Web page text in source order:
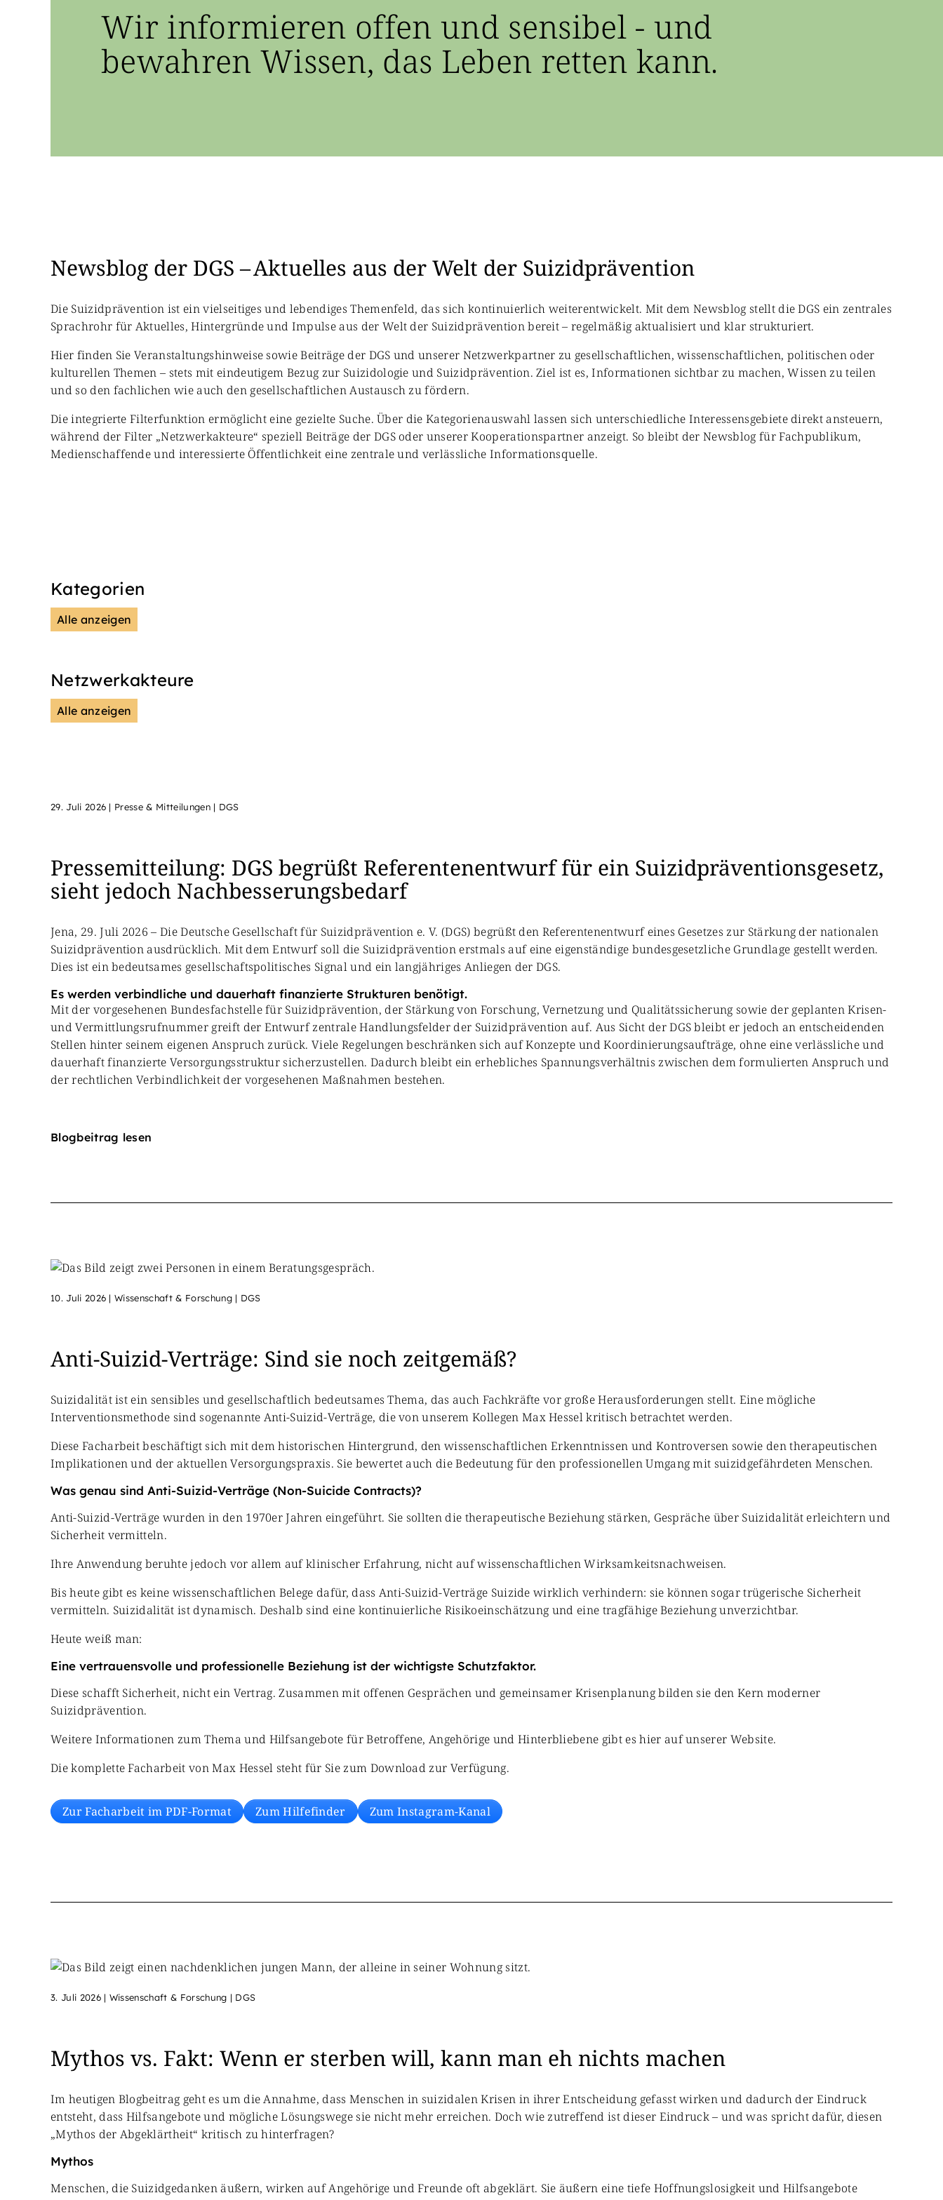
Wir informieren offen und sensibel - und
bewahren Wissen, das Leben retten kann.
Newsblog der DGS – Aktuelles aus der Welt der Suizidprävention
Die Suizidprävention ist ein vielseitiges und lebendiges Themenfeld, das sich kontinuierlich weiterentwickelt. Mit dem Newsblog stellt die DGS ein zentrales
Sprachrohr für Aktuelles, Hintergründe und Impulse aus der Welt der Suizidprävention bereit – regelmäßig aktualisiert und klar strukturiert.
Hier finden Sie Veranstaltungshinweise sowie Beiträge der DGS und unserer Netzwerkpartner zu gesellschaftlichen, wissenschaftlichen, politischen oder
kulturellen Themen – stets mit eindeutigem Bezug zur Suizidologie und Suizidprävention. Ziel ist es, Informationen sichtbar zu machen, Wissen zu teilen
und so den fachlichen wie auch den gesellschaftlichen Austausch zu fördern.
Die integrierte Filterfunktion ermöglicht eine gezielte Suche. Über die Kategorienauswahl lassen sich unterschiedliche Interessensgebiete direkt ansteuern,
während der Filter „Netzwerkakteure“ speziell Beiträge der DGS oder unserer Kooperationspartner anzeigt. So bleibt der Newsblog für Fachpublikum,
Medienschaffende und interessierte Öffentlichkeit eine zentrale und verlässliche Informationsquelle.
Kategorien
Alle anzeigen
Netzwerkakteure
Alle anzeigen
29. Juli 2026 | Presse & Mitteilungen | DGS
Pressemitteilung: DGS begrüßt Referentenentwurf für ein Suizidpräventionsgesetz,
sieht jedoch Nachbesserungsbedarf
Jena, 29. Juli 2026 – Die Deutsche Gesellschaft für Suizidprävention e. V. (DGS) begrüßt den Referentenentwurf eines Gesetzes zur Stärkung der nationalen
Suizidprävention ausdrücklich. Mit dem Entwurf soll die Suizidprävention erstmals auf eine eigenständige bundesgesetzliche Grundlage gestellt werden.
Dies ist ein bedeutsames gesellschaftspolitisches Signal und ein langjähriges Anliegen der DGS.
Es werden verbindliche und dauerhaft finanzierte Strukturen benötigt.
Mit der vorgesehenen Bundesfachstelle für Suizidprävention, der Stärkung von Forschung, Vernetzung und Qualitätssicherung sowie der geplanten Krisen-
und Vermittlungsrufnummer greift der Entwurf zentrale Handlungsfelder der Suizidprävention auf. Aus Sicht der DGS bleibt er jedoch an entscheidenden
Stellen hinter seinem eigenen Anspruch zurück. Viele Regelungen beschränken sich auf Konzepte und Koordinierungsaufträge, ohne eine verlässliche und
dauerhaft finanzierte Versorgungsstruktur sicherzustellen. Dadurch bleibt ein erhebliches Spannungsverhältnis zwischen dem formulierten Anspruch und
der rechtlichen Verbindlichkeit der vorgesehenen Maßnahmen bestehen.
Blogbeitrag lesen
10. Juli 2026 |Wissenschaft & Forschung | DGS
Anti-Suizid-Verträge: Sind sie noch zeitgemäß?
Suizidalität ist ein sensibles und gesellschaftlich bedeutsames Thema, das auch Fachkräfte vor große Herausforderungen stellt. Eine mögliche
Interventionsmethode sind sogenannte Anti-Suizid-Verträge, die von unserem Kollegen Max Hessel kritisch betrachtet werden.
Diese Facharbeit beschäftigt sich mit dem historischen Hintergrund, den wissenschaftlichen Erkenntnissen und Kontroversen sowie den therapeutischen
Implikationen und der aktuellen Versorgungspraxis. Sie bewertet auch die Bedeutung für den professionellen Umgang mit suizidgefährdeten Menschen.
Was genau sind Anti-Suizid-Verträge (Non-Suicide Contracts)?
Anti-Suizid-Verträge wurden in den 1970er Jahren eingeführt. Sie sollten die therapeutische Beziehung stärken, Gespräche über Suizidalität erleichtern und
Sicherheit vermitteln.
Ihre Anwendung beruhte jedoch vor allem auf klinischer Erfahrung, nicht auf wissenschaftlichen Wirksamkeitsnachweisen.
Bis heute gibt es keine wissenschaftlichen Belege dafür, dass Anti-Suizid-Verträge Suizide wirklich verhindern: sie können sogar trügerische Sicherheit
vermitteln. Suizidalität ist dynamisch. Deshalb sind eine kontinuierliche Risikoeinschätzung und eine tragfähige Beziehung unverzichtbar.
Heute weiß man:
Eine vertrauensvolle und professionelle Beziehung ist der wichtigste Schutzfaktor.
Diese schafft Sicherheit, nicht ein Vertrag. Zusammen mit offenen Gesprächen und gemeinsamer Krisenplanung bilden sie den Kern moderner
Suizidprävention.
Weitere Informationen zum Thema und Hilfsangebote für Betroffene, Angehörige und Hinterbliebene gibt es hier auf unserer Website.
Die komplette Facharbeit von Max Hessel steht für Sie zum Download zur Verfügung.
Zur Facharbeit im PDF-Format Zum Hilfefinder Zum Instagram-Kanal
3. Juli 2026| Wissenschaft & Forschung | DGS
Mythos vs. Fakt: Wenn er sterben will, kann man eh nichts machen
Im heutigen Blogbeitrag geht es um die Annahme, dass Menschen in suizidalen Krisen in ihrer Entscheidung gefasst wirken und dadurch der Eindruck
entsteht, dass Hilfsangebote und mögliche Lösungswege sie nicht mehr erreichen. Doch wie zutreffend ist dieser Eindruck – und was spricht dafür, diesen
„Mythos der Abgeklärtheit“ kritisch zu hinterfragen?
Mythos
Menschen, die Suizidgedanken äußern, wirken auf Angehörige und Freunde oft abgeklärt. Sie äußern eine tiefe Hoffnungslosigkeit und Hilfsangebote